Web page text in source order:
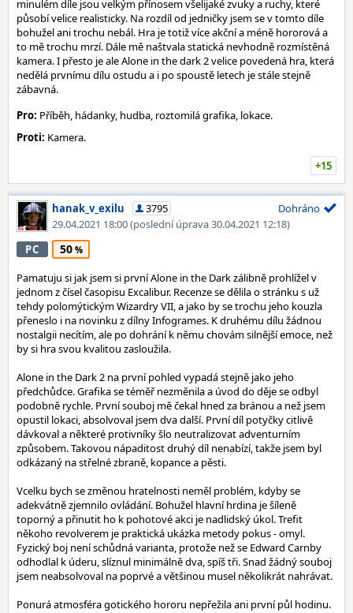
minulém díle jsou velkým přínosem všelijaké zvuky a ruchy, které
působí velice realisticky. Na rozdíl od jedničky jsem se v tomto díle
bohužel ani trochu nebál. Hra je totiž více akční a méně hororová a
to mě trochu mrzí. Dále mě naštvala statická nevhodně rozmístěná
kamera. I přesto je ale Alone in the dark 2 velice povedená hra, která
nedělá prvnímu dílu ostudu a i po spoustě letech je stále stejně
zábavná.
Pro: Příběh, hádanky, hudba, roztomilá grafika, lokace.
Proti: Kamera.
+15
hanak_v_exilu
3795
29.04.2021 18:00(poslední úprava 30.04.2021 12:18)
Dohráno
PC 50
Pamatuju si jak jsem si první Alone in the Dark zálibně prohlížel v
jednom z čísel časopisu Excalibur. Recenze se dělila o stránku s už
tehdy polomýtickým Wizardry VII, a jako by se trochu jeho kouzla
přeneslo i na novinku z dílny Infogrames. K druhému dílu žádnou
nostalgii necítím, ale po dohrání k němu chovám silnější emoce, než
by si hra svou kvalitou zasloužila.
Alone in the Dark 2 na první pohled vypadá stejně jako jeho
předchůdce. Grafika se téměř nezměnila a úvod do děje se odbyl
podobně rychle. První souboj mě čekal hned za bránou a než jsem
opustil lokaci, absolvoval jsem dva další. První díl potyčky citlivě
dávkoval a některé protivníky šlo neutralizovat adventurním
způsobem. Takovou nápaditost druhý díl nenabízí, takže jsem byl
odkázaný na střelné zbraně, kopance a pěsti.
Vcelku bych se změnou hratelnosti neměl problém, kdyby se
adekvátně zjemnilo ovládání. Bohužel hlavní hrdina je šíleně
toporný a přinutit ho k pohotové akci je nadlidský úkol. Trefit
někoho revolverem je praktická ukázka metody pokus - omyl.
Fyzický boj není schůdná varianta, protože než se Edward Carnby
odhodlal k úderu, slíznul minimálně dva, spíš tři. Snad žádný souboj
jsem neabsolvoval na poprvé a většinou musel několikrát nahrávat.
Ponurá atmosféra gotického hororu nepřežila ani první půl hodinu.